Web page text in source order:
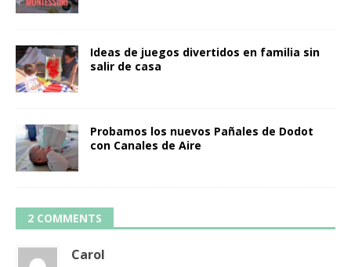
Ideas de juegos divertidos en familia sin
salir de casa
Probamos los nuevos Pañales de Dodot
con Canales de Aire
2 COMMENTS
Carol